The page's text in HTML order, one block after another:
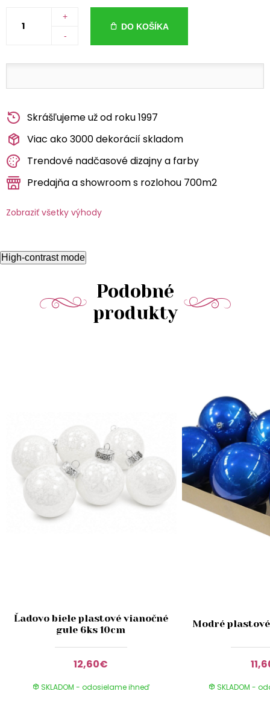
+
-
DO KOŠÍKA
Skrášľujeme už od roku 1997
Viac ako 3000 dekorácií skladom
Trendové nadčasové dizajny a farby
Predajňa a showroom s rozlohou 700m2
Zobraziť všetky výhody
High-contrast mode
Podobné
produkty
Ľadovo biele plastové vianočné
gule 6ks 10cm
12,60€
SKLADOM - odosielame ihneď
Modré
SKLADOM -